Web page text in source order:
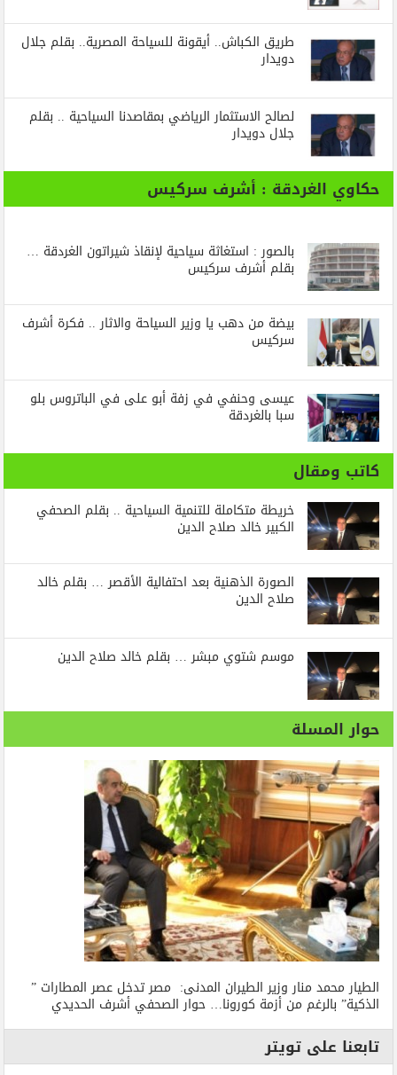
طريق الكباش.. أيقونة للسياحة المصرية.. بقلم جلال
دويدار
لصالح الاستثمار الرياضي بمقاصدنا السياحية .. بقلم
جلال دويدار
حكاوي الغردقة : أشرف سركيس
بالصور : استغاثة سياحية لإنقاذ شيراتون الغردقة …
بقلم أشرف سركيس
بيضة من دهب يا وزير السياحة والاثار .. فكرة أشرف
سركيس
عيسى وحنفي في زفة أبو على في الباتروس بلو
سبا بالغردقة
كاتب ومقال
خريطة متكاملة للتنمية السياحية .. بقلم الصحفي
الكبير خالد صلاح الدين
الصورة الذهنية بعد احتفالية الأقصر … بقلم خالد
صلاح الدين
موسم شتوي مبشر … بقلم خالد صلاح الدين
حوار المسلة
الطيار محمد منار وزير الطيران المدنى: مصر تدخل عصر المطارات ”
الذكية” بالرغم من أزمة كورونا… حوار الصحفي أشرف الحديدي
تابعنا على تويتر